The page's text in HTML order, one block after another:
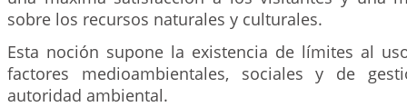
sobre los recursos naturales y culturales.
Esta noción supone la existencia de límites al
factores medioambientales, sociales y de
autoridad ambiental.